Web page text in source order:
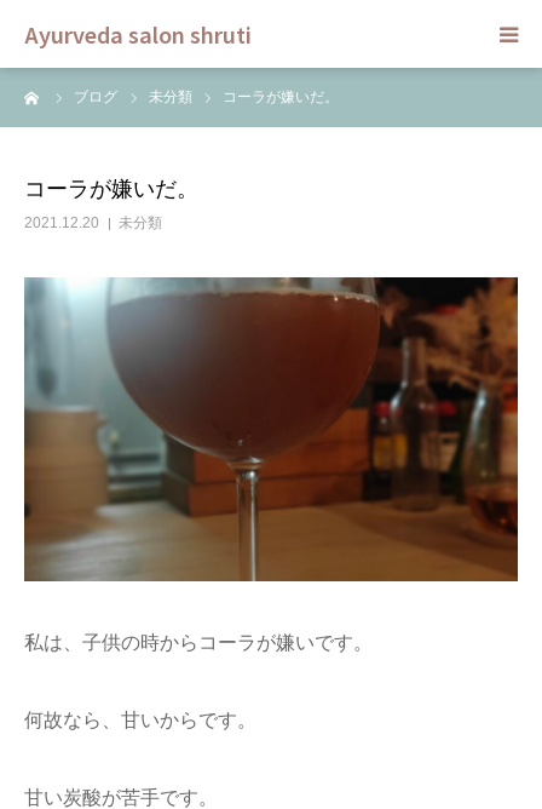
Ayurveda salon shruti
ブログ 未分類 コーラが嫌いだ。
コーラが嫌いだ。
2021.12.20 未分類
私は、子供の時からコーラが嫌いです。
何故なら、甘いからです。
甘い炭酸が苦手です。
HOME
ご予約
セラピスト
ブログ